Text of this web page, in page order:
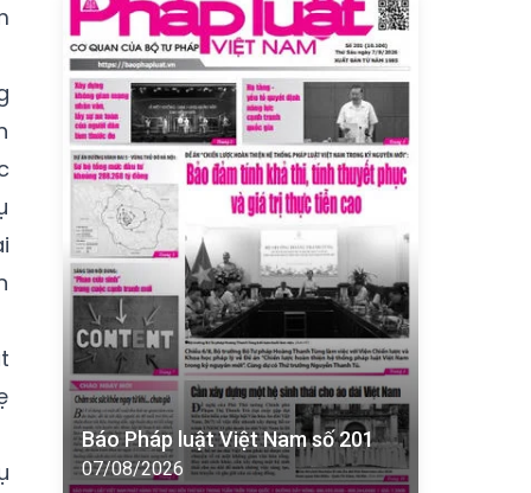
Báo Pháp luật Việt Nam số 201
07/08/2026